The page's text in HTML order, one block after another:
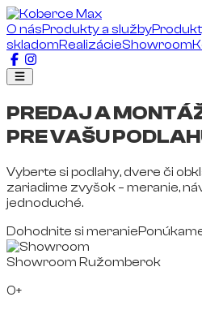
O násProdukty a služby
skladomRealizácieShowroom
PREDAJ A
PRE VAŠU
Vyberte si podlahy, dvere či
zariadime zvyšok – meranie,
jednoduché.
Dohodnite si meranie
Showroom Ružomberok
0+